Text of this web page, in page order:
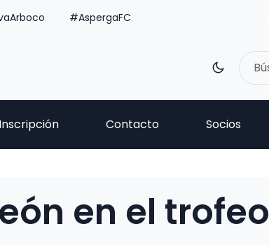
#AspergaFC
Inscripción Contacto Socios
en el trofeo